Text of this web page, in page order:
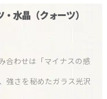
選ぶ
トーン一覧
水晶（クォーツ）
合わせは「マイナスの感
強さを秘めたガラス光沢